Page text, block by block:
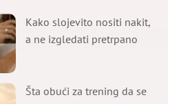
Kako slojevito nositi nakit,
a ne izgledati pretrpano
Šta obući za trening da se